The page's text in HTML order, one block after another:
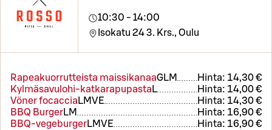
10:30 - 14:00
Isokatu 24 3. Krs., Oulu
Rapeakuorrutteista maissikanaaGLM Hinta: 14,30 €
Kylmäsavulohi-katkarapupasta L Hinta: 14,00 €
Vöner focaccia LMVE Hinta: 14,30 €
BBQ BurgerLM Hinta: 16,90 €
BBQ-vegeburgerLMVE Hinta: 16,90 €